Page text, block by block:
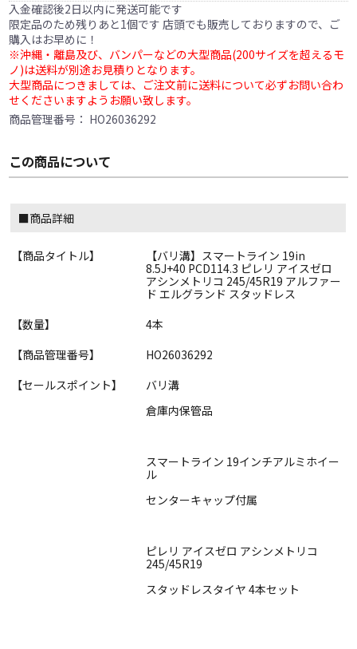
入金確認後2日以内に発送可能です
限定品のため残りあと1個です 店頭でも販売しておりますので、ご
購入はお早めに！
※沖縄・離島及び、バンパーなどの大型商品(200サイズを超えるモ
ノ)は送料が別途お見積りとなります。
大型商品につきましては、ご注文前に送料について必ずお問い合わ
せくださいますようお願い致します。
商品管理番号： HO26036292
この商品について
■商品詳細
【商品タイトル】
【バリ溝】スマートライン 19in
8.5J+40 PCD114.3 ピレリ アイスゼロ
アシンメトリコ 245/45R19 アルファー
ド エルグランド スタッドレス
【数量】
4本
【商品管理番号】
HO26036292
【セールスポイント】
バリ溝
倉庫内保管品
スマートライン 19インチアルミホイー
ル
センターキャップ付属
ピレリ アイスゼロ アシンメトリコ
245/45R19
スタッドレスタイヤ 4本セット